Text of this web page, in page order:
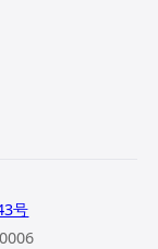
号